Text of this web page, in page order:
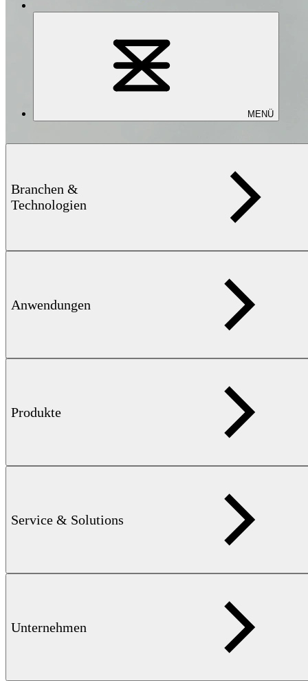
MENÜ
Branchen &
Technologien
Anwendungen
Produkte
Service & Solutions
Unternehmen
Reformerrohrprüfung
FOERSTER prüft Reformerrohre von außen und innen mit den
Wirbelstrom- und Lasermesstechnik werden Risse, Kriechschäden
Grundlage für eine präzise Einschätzung der Restlebensdauer.